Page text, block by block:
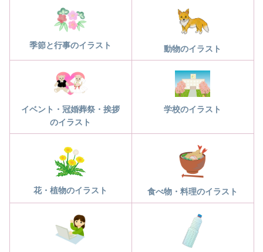
季節と行事のイラスト 動物のイラスト
イベント・冠婚葬祭・挨拶
のイラスト
学校のイラスト
花・植物のイラスト 食べ物・料理のイラスト